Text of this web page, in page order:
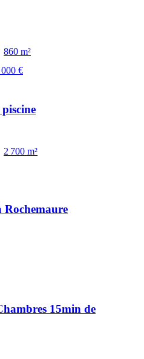
860 m²
€
2 700 m²
Rochemaure
15min de